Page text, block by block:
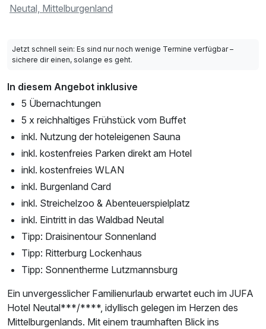
Neutal, Mittelburgenland
Jetzt schnell sein: Es sind nur noch wenige Termine verfügbar –
sichere dir einen, solange es geht.
In diesem Angebot inklusive
5 Übernachtungen
5 x reichhaltiges Frühstück vom Buffet
inkl. Nutzung der hoteleigenen Sauna
inkl. kostenfreies Parken direkt am Hotel
inkl. kostenfreies WLAN
inkl. Burgenland Card
inkl. Streichelzoo & Abenteuerspielplatz
inkl. Eintritt in das Waldbad Neutal
Tipp: Draisinentour Sonnenland
Tipp: Ritterburg Lockenhaus
Tipp: Sonnentherme Lutzmannsburg
Ein unvergesslicher Familienurlaub erwartet euch im JUFA
Hotel Neutal***/****, idyllisch gelegen im Herzen des
Mittelburgenlands. Mit einem traumhaften Blick ins